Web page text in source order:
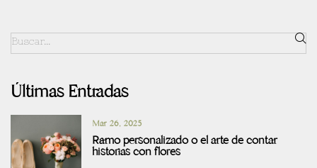
Últimas Entradas
Mar 26, 2025
Ramo personalizado o el arte de contar
historias con flores